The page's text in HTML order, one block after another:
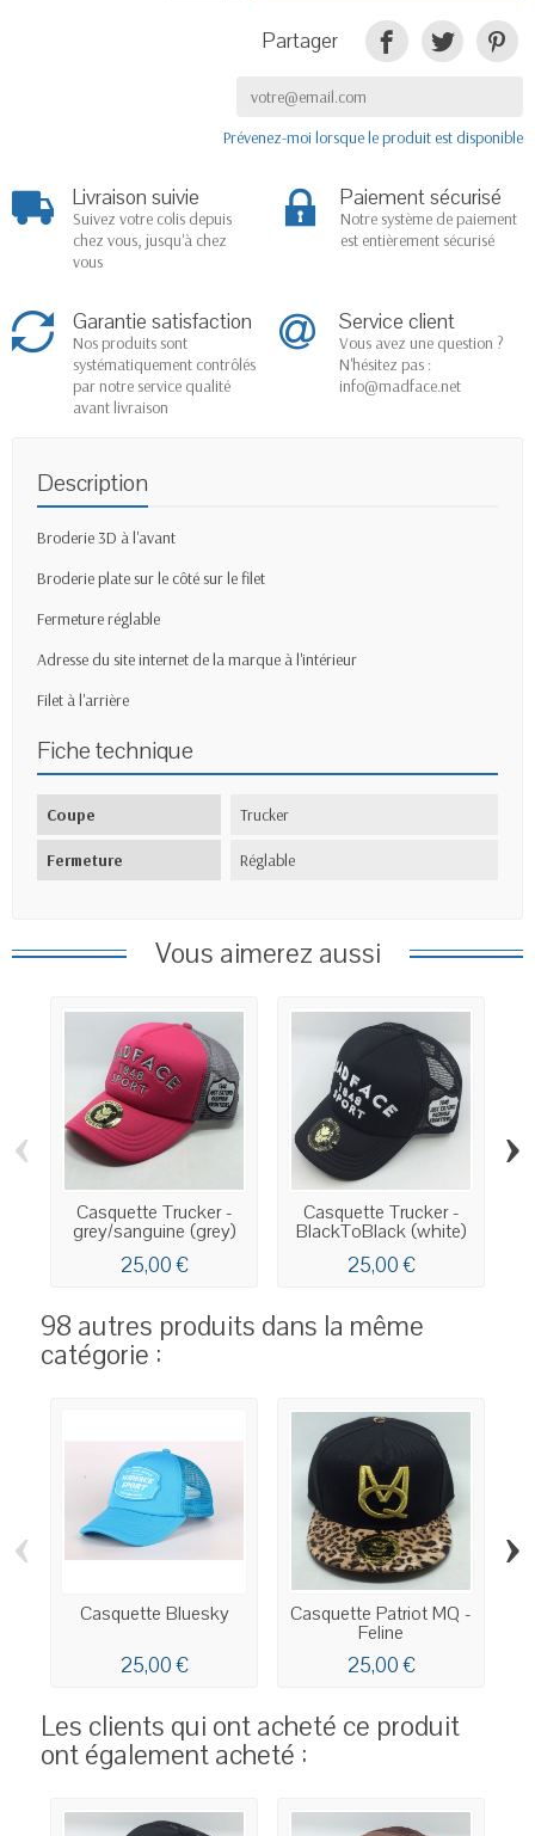
Partager
Prévenez-moi lorsque le produit est disponible
Livraison suivie
Suivez votre colis depuis
chez vous, jusqu'à chez
vous
Paiement sécurisé
Notre système de paiement
est entièrement sécurisé
Garantie satisfaction
Nos produits sont
systématiquement contrôlés
par notre service qualité
avant livraison
Service client
Vous avez une question ?
N'hésitez pas :
info@madface.net
Description
Broderie 3D à l'avant
Broderie plate sur le côté sur le filet
Fermeture réglable
Adresse du site internet de la marque à l'intérieur
Filet à l'arrière
Fiche technique
Coupe Trucker
Fermeture Réglable
Vous aimerez aussi
Casquette Trucker -
grey/sanguine (grey)
25,00 €
Casquette Trucker -
BlackToBlack (white)
25,00 €
‹ ›
98 autres produits dans la même
catégorie :
Casquette Bluesky
25,00 €
Casquette Patriot MQ -
Feline
25,00 €
‹ ›
Les clients qui ont acheté ce produit
ont également acheté :